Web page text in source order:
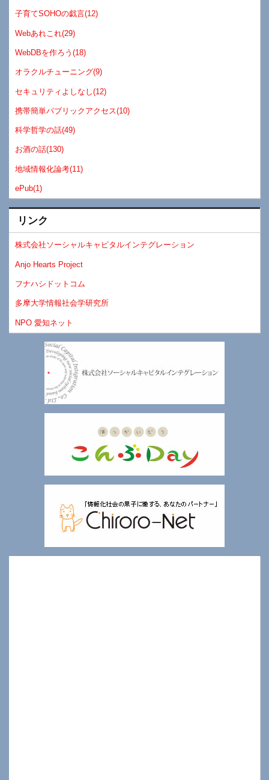
子育てSOHOの戯言(12)
Webあれこれ(29)
WebDBを作ろう(18)
オラクルチューニング(9)
セキュリティよしなし(12)
携帯簡単パブリックアクセス(10)
科学哲学の話(49)
お酒の話(130)
地域情報化論考(11)
ePub(1)
リンク
株式会社ソーシャルキャピタルインテグレーション
Anjo Hearts Project
フナハシドットコム
多摩大学情報社会学研究所
NPO 愛知ネット